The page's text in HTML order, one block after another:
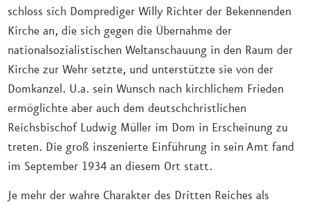
schloss sich Domprediger Willy Richter der Bekennenden
Kirche an, die sich gegen die Übernahme der
nationalsozialistischen Weltanschauung in den Raum der
Kirche zur Wehr setzte, und unterstützte sie von der
Domkanzel. U.a. sein Wunsch nach kirchlichem Frieden
ermöglichte aber auch dem deutschchristlichen
Reichsbischof Ludwig Müller im Dom in Erscheinung zu
treten. Die groß inszenierte Einführung in sein Amt fand
im September 1934 an diesem Ort statt.
Je mehr der wahre Charakter des Dritten Reiches als